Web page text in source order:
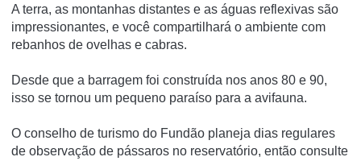
A terra, as montanhas distantes e as águas reflexivas são
impressionantes, e você compartilhará o ambiente com
rebanhos de ovelhas e cabras.
Desde que a barragem foi construída nos anos 80 e 90,
isso se tornou um pequeno paraíso para a avifauna.
O conselho de turismo do Fundão planeja dias regulares
de observação de pássaros no reservatório, então consulte